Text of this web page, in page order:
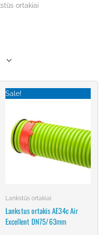
ortakiai
Sale!
Lankstūs ortakiai
Lankstus ortakis AE34c Air
Excellent DN75/63mm